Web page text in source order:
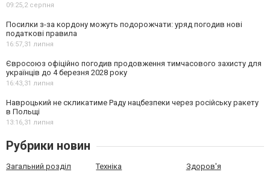
09:25,2 серпня
Посилки з-за кордону можуть подорожчати: уряд погодив нові
податкові правила
16:57,31 липня
Євросоюз офіційно погодив продовження тимчасового захисту для
українців до 4 березня 2028 року
16:43,31 липня
Навроцький не скликатиме Раду нацбезпеки через російську ракету
в Польщі
13:16,31 липня
Рубрики новин
Загальний розділ Техніка Здоров'я